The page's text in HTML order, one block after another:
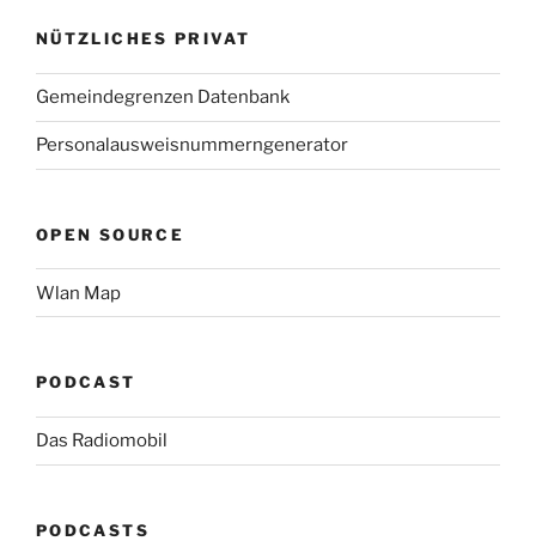
NÜTZLICHES PRIVAT
Gemeindegrenzen Datenbank
Personalausweisnummerngenerator
OPEN SOURCE
Wlan Map
PODCAST
Das Radiomobil
PODCASTS